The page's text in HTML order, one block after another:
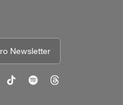
Newsletter